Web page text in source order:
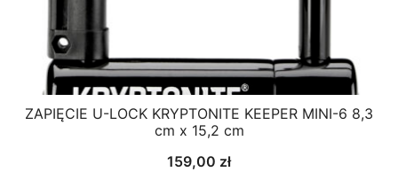
ZAPIĘCIE U-LOCK KRYPTONITE KEEPER MINI-6 8,3
cm x 15,2 cm
159,00 zł